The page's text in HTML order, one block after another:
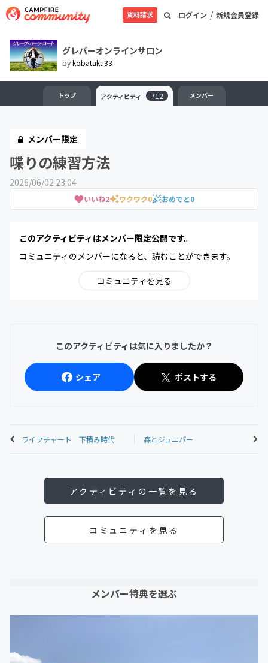
ログイン / 新規会員登録
資料請求
グレパーオンラインサロン
bykobataku33
トップ アクティビティ 712 メンバー
メンバー限定
喋りの練習方法
2026/06/02 23:04
いいね2 ワクワク0 おめでと0
このアクティビティはメンバー限定公開です。
コミュニティのメンバーになると、読むことができます。
コミュニティを見る
このアクティビティは気に入りましたか？
シェア ポストする
ライフチャート 下積み時代 森とジュニパー
アクティビティの一覧を見る
コミュニティを見る
メンバー特典を選ぶ